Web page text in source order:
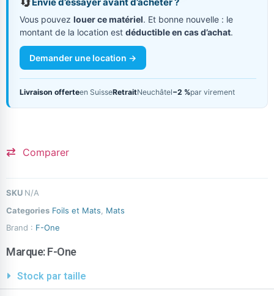
Vous pouvez louer ce matériel. Et bonne nouvelle : le
montant de la location est déductible en cas d’achat.
Demander une location →
Livraison offerteen SuisseRetraitNeuchâtel−2 %par virement
Comparer
SKU N/A
Categories Foils et Mats
Mats
Brand : F-One
Marque:F-One
Stock par taille